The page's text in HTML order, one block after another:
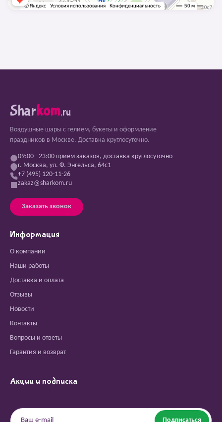
Sharkom.ru
Воздушные шары с гелием, букеты и оформление
праздников в Москве. Доставка круглосуточно.
09:00 - 23:00 прием заказов, доставка круглосуточно
г. Москва, ул. Ф. Энгельса, 64с1
+7 (495) 120-11-26
zakaz@sharkom.ru
Заказать звонок
Информация
О компании
Наши работы
Доставка и оплата
Отзывы
Новости
Контакты
Вопросы и ответы
Гарантия и возврат
Акции и подписка
Подписаться